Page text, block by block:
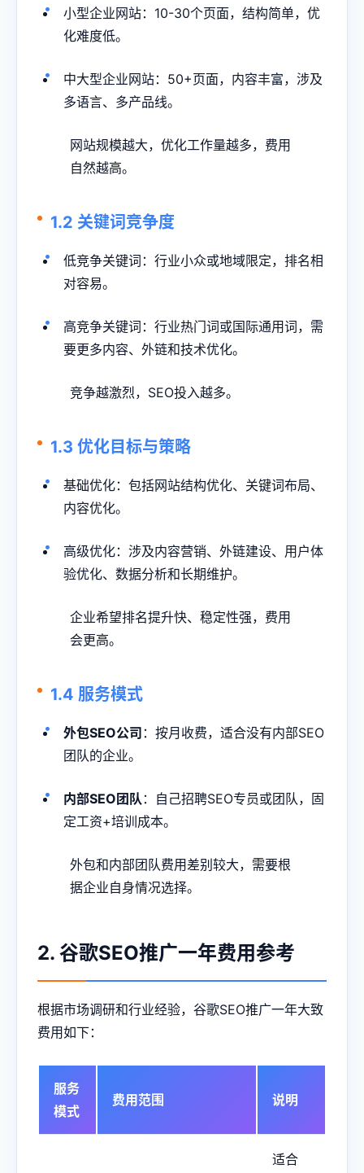
小型企业网站：10-30个页面，结构简单，优
化难度低。
中大型企业网站：50+页面，内容丰富，涉及
多语言、多产品线。
网站规模越大，优化工作量越多，费用
自然越高。
1.2 关键词竞争度
低竞争关键词：行业小众或地域限定，排名相
对容易。
高竞争关键词：行业热门词或国际通用词，需
要更多内容、外链和技术优化。
竞争越激烈，SEO投入越多。
1.3 优化目标与策略
基础优化：包括网站结构优化、关键词布局、
内容优化。
高级优化：涉及内容营销、外链建设、用户体
验优化、数据分析和长期维护。
企业希望排名提升快、稳定性强，费用
会更高。
1.4 服务模式
外包SEO公司 ：按月收费，适合没有内部SEO
团队的企业。
内部SEO团队 ：自己招聘SEO专员或团队，固
定工资+培训成本。
外包和内部团队费用差别较大，需要根
据企业自身情况选择。
2. 谷歌SEO推广一年费用参考
根据市场调研和行业经验，谷歌SEO推广一年大致
费用如下：
服务
模式
费用范围 说明
适合